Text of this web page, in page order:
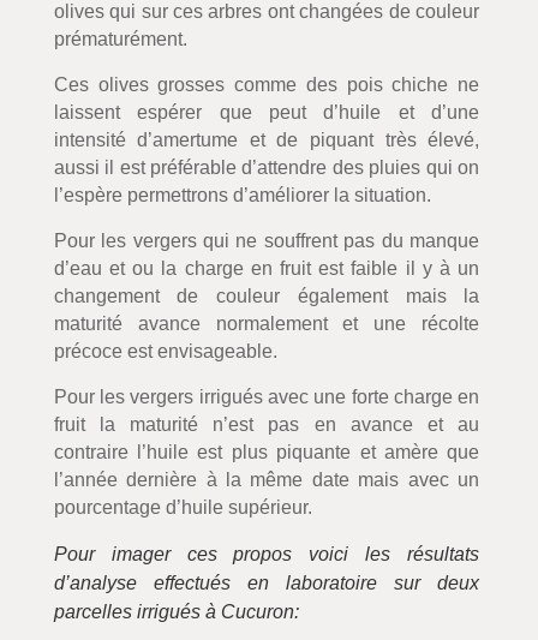
olives qui sur ces arbres ont changées de couleur
prématurément.
Ces olives grosses comme des pois chiche ne
laissent espérer que peut d’huile et d’une
intensité d’amertume et de piquant très élevé,
aussi il est préférable d’attendre des pluies qui on
l’espère permettrons d’améliorer la situation.
Pour les vergers qui ne souffrent pas du manque
d’eau et ou la charge en fruit est faible il y à un
changement de couleur également mais la
maturité avance normalement et une récolte
précoce est envisageable.
Pour les vergers irrigués avec une forte charge en
fruit la maturité n’est pas en avance et au
contraire l’huile est plus piquante et amère que
l’année dernière à la même date mais avec un
pourcentage d’huile supérieur.
Pour imager ces propos voici les résultats
d’analyse effectués en laboratoire sur deux
parcelles irrigués à Cucuron: